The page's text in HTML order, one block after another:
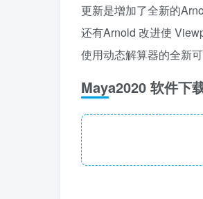
更新是增加了全新的
还有Arnold 改进使
使用动态解算器的全新
Maya2020 软件下